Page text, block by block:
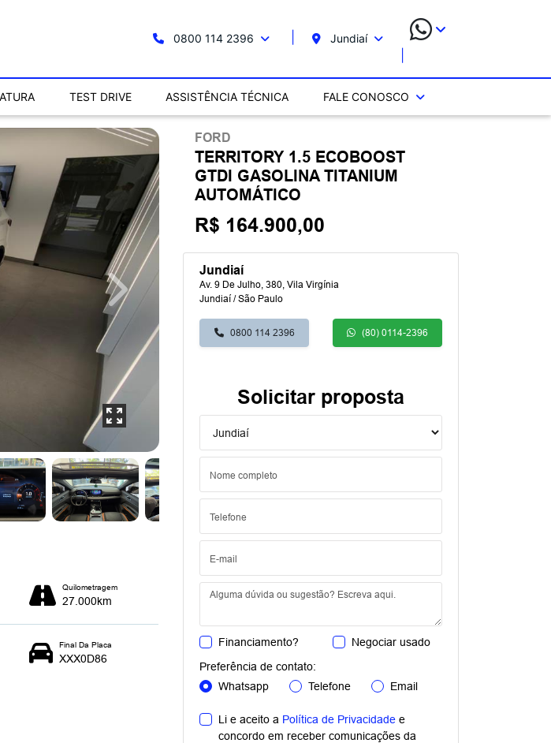
0800 114 2396 Jundiaí
TEST DRIVE ASSISTÊNCIA TÉCNICA FALE CONOSCO
FORD
TERRITORY 1.5 ECOBOOST
GTDI GASOLINA TITANIUM
AUTOMÁTICO
R$ 164.900,00
Jundiaí
Av. 9 De Julho, 380, Vila Virgínia
Jundiaí / São Paulo
0800 114 2396 (80) 0114-2396
Solicitar proposta
Financiamento?
Negociar usado
Preferência de contato:
Whatsapp
Telefone Email
Li e aceito a Política de Privacidade e
concordo em receber comunicações da
Next
Quilometragem
27.000km
Final Da Placa
XXX0D86